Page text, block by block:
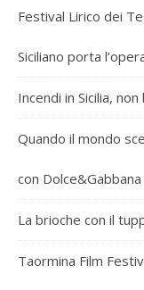
Festival Lirico dei
Siciliano porta
Incendi in Sicilia,
Quando il mondo
con
La brioche con il
Taormina Film